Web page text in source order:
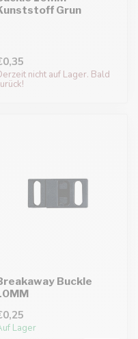
Grun
nicht auf Lager. Bald
Buckle
Lager